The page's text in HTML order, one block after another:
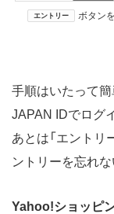
エントリー ボタン
手順はいたって
JAPAN IDでログ
あとは「エントリ
ントリーを忘れな
Yahoo!ショッピ